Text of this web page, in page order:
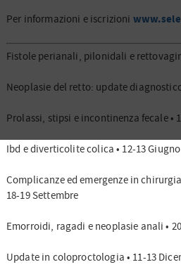
Per informazioni e iscrizioni
Fistole perianali, pilonidali e
Neoplasie del retto: update
Prolassi, stipsi e incontinenza fecale •
Ibd e diverticolite colica • 12-13 Giugno
Complicanze ed emergenze in
18-19 Settembre
Emorroidi, ragadi e neoplasie anali •
Update in coloproctologia • 11-13